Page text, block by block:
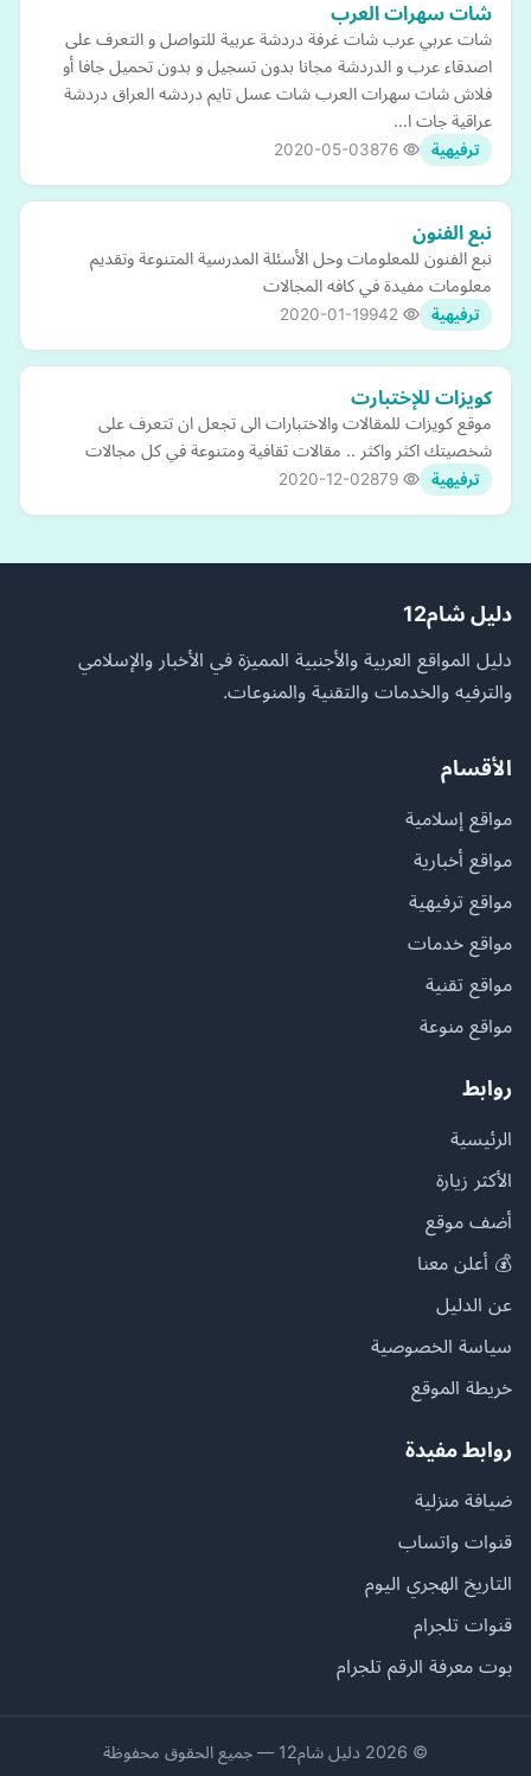
شات سهرات العرب
شات عربي عرب شات غرفة دردشة عربية للتواصل و التعرف على
اصدقاء عرب و الدردشة مجانا بدون تسجيل و بدون تحميل جافا أو
فلاش شات سهرات العرب شات عسل تايم دردشه العراق دردشة
عراقية جات ا…
ترفيهية 2020-05-03
نبع الفنون
نبع الفنون للمعلومات وحل الأسئلة المدرسية المتنوعة وتقديم
معلومات مفيدة في كافه المجالات
ترفيهية 2020-01-19
كويزات للإختبارت
موقع كويزات للمقالات والاختبارات الى تجعل ان تتعرف على
شخصيتك اكثر واكثر .. مقالات ثقافية ومتنوعة في كل مجالات
ترفيهية 2020-12-02
دليل شام12
دليل المواقع العربية والأجنبية المميزة في الأخبار والإسلامي
والترفيه والخدمات والتقنية والمنوعات.
الأقسام
مواقع إسلامية
مواقع أخبارية
مواقع ترفيهية
مواقع خدمات
مواقع تقنية
مواقع منوعة
روابط
الرئيسية
الأكثر زيارة
أضف موقع
💰 أعلن معنا
عن الدليل
سياسة الخصوصية
خريطة الموقع
روابط مفيدة
ضيافة منزلية
قنوات واتساب
التاريخ الهجري اليوم
قنوات تلجرام
بوت معرفة الرقم تلجرام
© 2026 دليل شام12 — جميع الحقوق محفوظة